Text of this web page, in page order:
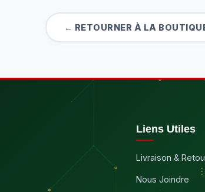
← RETOURNER À LA
Liens Utiles
Livraison &
Nous Joindre